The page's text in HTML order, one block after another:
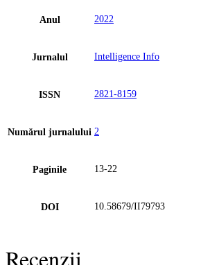
Anul 2022
Jurnalul Intelligence Info
ISSN 2821-8159
Numărul jurnalului 2
Paginile 13-22
DOI 10.58679/II79793
Recenzii